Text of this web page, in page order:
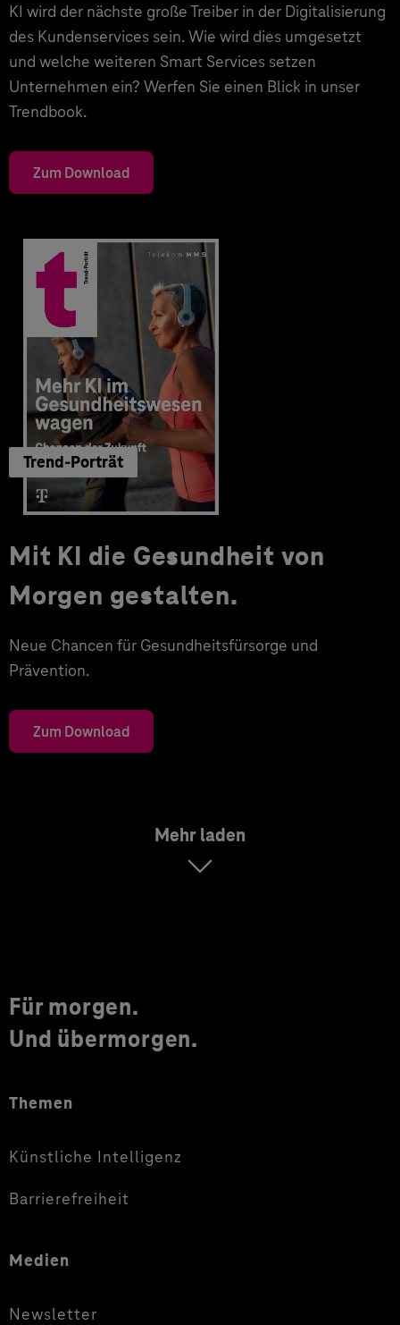
KI wird der nächste große Treiber in der Digitalisierung
des Kundenservices sein. Wie wird dies umgesetzt
und welche weiteren Smart Services setzen
Unternehmen ein? Werfen Sie einen Blick in unser
Trendbook.
Zum Download
Trend-Porträt
Mit KI die Gesundheit von
Morgen gestalten.
Neue Chancen für Gesundheitsfürsorge und
Prävention.
Zum Download
Mehr laden
Für morgen.
Und übermorgen.
Themen
Künstliche Intelligenz
Barrierefreiheit
Medien
Newsletter